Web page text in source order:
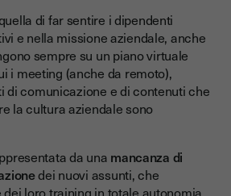
di far sentire i dipendenti
e nella missione aziendale, anche
sempre su un piano virtuale
i meeting (anche da remoto),
di comunicazione e di contenuti che
la cultura aziendale sono
da una mancanza di
dei nuovi assunti, che